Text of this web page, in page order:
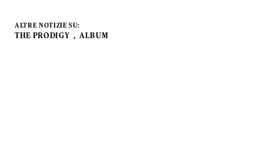
ALTRE NOTIZIE SU:
THE PRODIGY ALBUM